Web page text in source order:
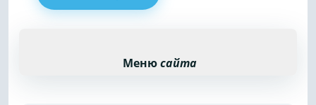
Менюсайта